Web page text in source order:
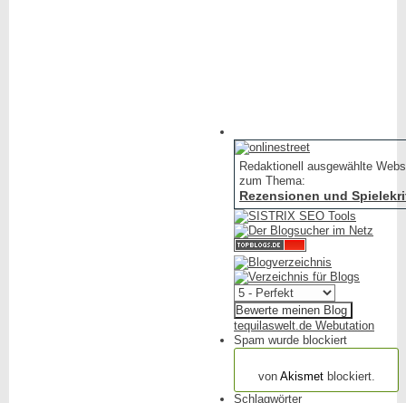
Redaktionell ausgewählte
zum Thema:
Rezensionen und
tequilaswelt.de Webutation
Spam wurde blockiert
von Akismetblockiert.
Schlagwörter